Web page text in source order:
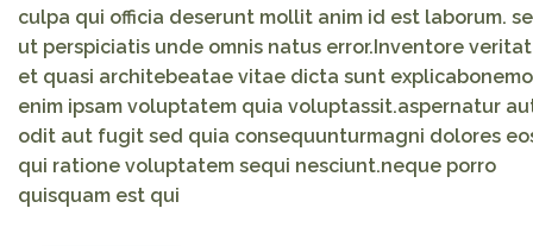
culpa qui officia deserunt mollit anim id est laborum.
ut perspiciatis unde omnis natus error.Inventore
et quasi architebeatae vitae dicta sunt explicabonemo
enim ipsam voluptatem quia voluptassit.aspernatur
odit aut fugit sed quia consequunturmagni dolores
qui ratione voluptatem sequi nesciunt.neque porro
quisquam est qui